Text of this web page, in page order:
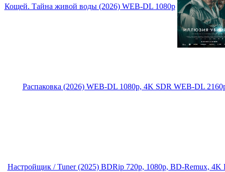
Кощей. Тайна живой воды (2026) WEB-DL 1080p
Распаковка (2026) WEB-DL 1080p, 4K SDR WEB-DL
Настройщик / Tuner (2025) BDRip 720p, 1080p, BD-Remux,